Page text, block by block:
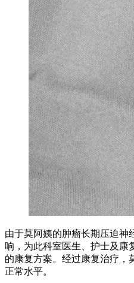
由于莫阿姨的肿瘤长期压迫神
响，为此科室医生、护士及康
的康复方案。经过康复治疗，
正常水平。